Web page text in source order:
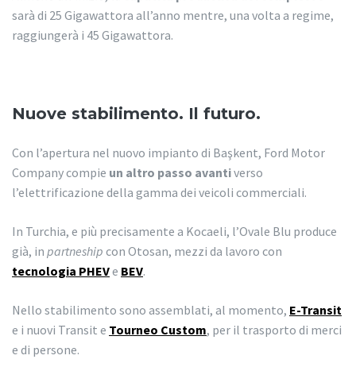
sarà di 25 Gigawattora all’anno mentre, una volta a regime,
raggiungerà i 45 Gigawattora.
Nuove stabilimento. Il futuro.
Con l’apertura nel nuovo impianto di Başkent, Ford Motor
Company compie un altro passo avantiverso
l’elettrificazione della gamma dei veicoli commerciali.
In Turchia, e più precisamente a Kocaeli, l’Ovale Blu produce
già, in partneship con Otosan, mezzi da lavoro con
tecnologia PHEVe BEV.
Nello stabilimento sono assemblati, al momento, E-Transit
e i nuovi Transit e Tourneo Custom, per il trasporto di merci
e di persone.